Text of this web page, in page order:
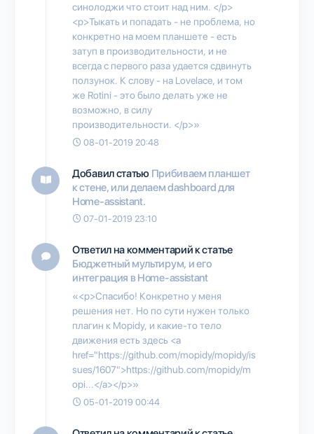
синолоджи что стоит над ним. </p>
<p>Тыкать и попадать - не проблема, но
конкретно на моем планшете - есть
затуп в производительности, и не
всегда с первого раза удается сдвинуть
ползунок. К слову - на Lovelace, и том
же Rotini - это было делать уже не
возможно, в силу
производительности. </p>»
08-01-2019 20:48
Добавил статью Прибиваем планшет
к стене, или делаем dashboard для
Home-assistant.
07-01-2019 23:10
Ответил на комментарий к статье
Бюджетный мультирум, и его
интеграция в Home-assistant
«<p>Спасибо! Конкретно у меня
решения нет. Но по сути нужен только
плагин к Mopidy, и какие-то тело
движения есть здесь <a
href="https://github.com/mopidy/mopidy/is
sues/1607">https://github.com/mopidy/m
opi...</a></p>»
05-01-2019 00:44